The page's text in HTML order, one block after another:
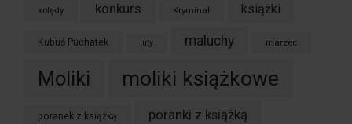
kolędy konkurs Kryminał książki
Kubuś Puchatek luty maluchy marzec
Moliki moliki książkowe
poranek z książką poranki z książką